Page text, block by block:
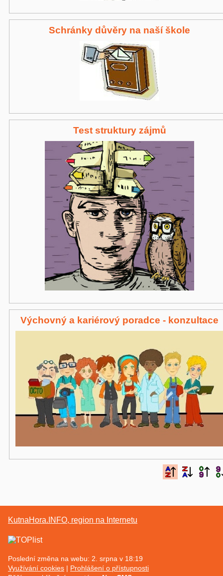
Schránky důvěry na naší škole
Test struktury zájmů
Výchovný a kariérový poradce - konzultace
KutnaHora.INFO, region na Internetu
Poslední změna na webu: 2. srpna v 18:19
Využívání cookies
Prohlášení o přístupnosti